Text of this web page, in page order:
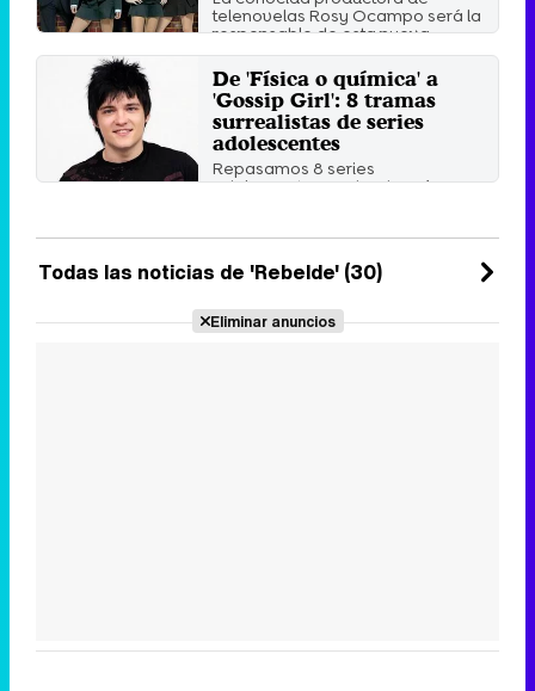
telenovelas Rosy Ocampo será la
responsable de esta nueva ...
Martes 21 Mayo 2019 16:56
De 'Física o química' a
'Gossip Girl': 8 tramas
surrealistas de series
adolescentes
Repasamos 8 series
adolescentes en donde veíamos
Todas las noticias de 'Rebelde' (30)
Eliminar anuncios